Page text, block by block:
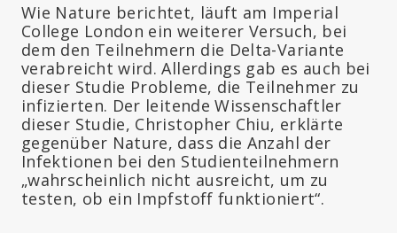
Wie Nature berichtet, läuft am Imperial
College London ein weiterer Versuch, bei
dem den Teilnehmern die Delta-Variante
verabreicht wird. Allerdings gab es auch bei
dieser Studie Probleme, die Teilnehmer zu
infizierten. Der leitende Wissenschaftler
dieser Studie, Christopher Chiu, erklärte
gegenüber Nature, dass die Anzahl der
Infektionen bei den Studienteilnehmern
„wahrscheinlich nicht ausreicht, um zu
testen, ob ein Impfstoff funktioniert“.